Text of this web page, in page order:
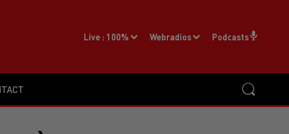
Live : 100% Webradios Podcasts